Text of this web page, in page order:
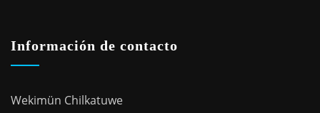
Información de contacto
Wekimün Chilkatuwe